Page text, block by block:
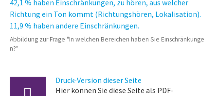
Abbildung zur Frage "In welchen Bereichen haben Sie Einschränkunge
n?"
Druck-Version dieser Seite
Hier können Sie diese Seite als PDF-